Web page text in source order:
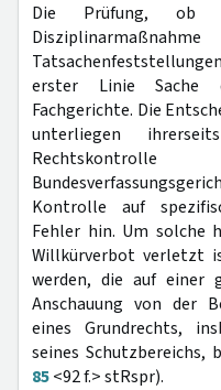
Die Prüfung, ob
erster Linie Sache
Fachgerichte. Die
unterliegen
Kontrolle auf
Fehler hin. Um solche
Willkürverbot verletzt
werden, die auf einer
Anschauung von der
eines Grundrechts,
seines Schutzbereichs,
85<92 f.> stRspr).